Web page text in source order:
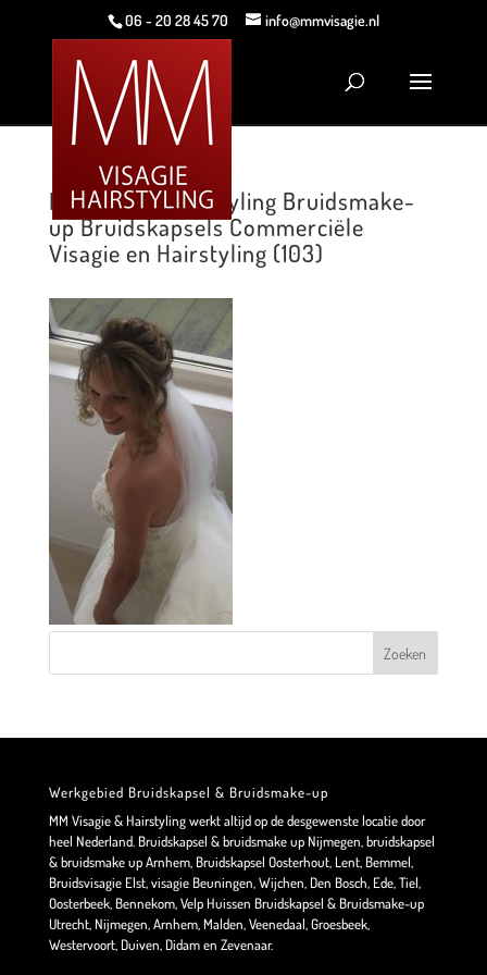
06 - 20 28 45 70 info@mmvisagie.nl
MM Visagie Hairstyling Bruidsmake-
up Bruidskapsels Commerciële
Visagie en Hairstyling (103)
Werkgebied Bruidskapsel & Bruidsmake-up
MM Visagie & Hairstyling werkt altijd op de desgewenste locatie door
heel Nederland. Bruidskapsel & bruidsmake up Nijmegen, bruidskapsel
& bruidsmake up Arnhem, Bruidskapsel Oosterhout, Lent, Bemmel,
Bruidsvisagie Elst, visagie Beuningen, Wijchen, Den Bosch, Ede, Tiel,
Oosterbeek, Bennekom, Velp Huissen Bruidskapsel & Bruidsmake-up
Utrecht, Nijmegen, Arnhem, Malden, Veenedaal, Groesbeek,
Westervoort, Duiven, Didam en Zevenaar.